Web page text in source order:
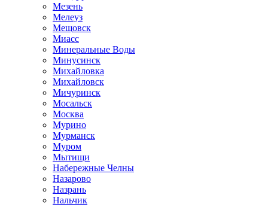
Мезень
Мелеуз
Мещовск
Миасс
Минеральные Воды
Минусинск
Михайловка
Михайловск
Мичуринск
Мосальск
Москва
Мурино
Мурманск
Муром
Мытищи
Набережные Челны
Назарово
Назрань
Нальчик